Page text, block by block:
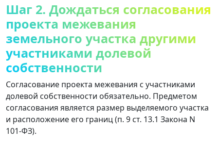
Шаг 2. Дождаться согласования
проекта межевания
земельного участка другими
участниками долевой
собственности
Согласование проекта межевания с участниками
долевой собственности обязательно. Предметом
согласования является размер выделяемого участка
и расположение его границ (п. 9 ст. 13.1 Закона N
101-ФЗ).